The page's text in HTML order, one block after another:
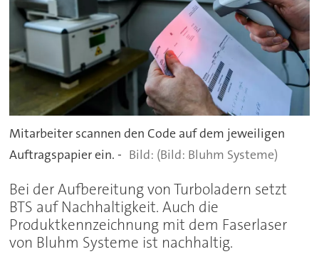
Mitarbeiter scannen den Code auf dem jeweiligen
Auftragspapier ein. -
(Bild: Bluhm Systeme)
Bei der Aufbereitung von Turboladern setzt
BTS auf Nachhaltigkeit. Auch die
Produktkennzeichnung mit dem Faserlaser
von Bluhm Systeme ist nachhaltig.